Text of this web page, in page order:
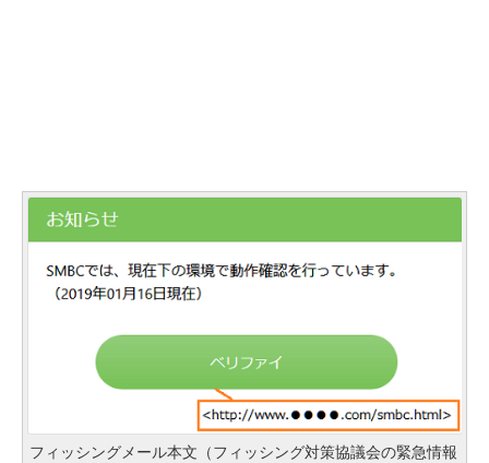
フィッシングメール本文（フィッシング対策協議会の緊急情報